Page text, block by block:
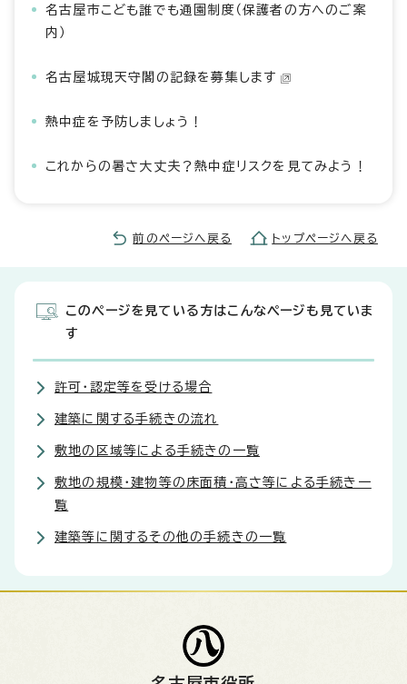
名古屋市こども誰でも通園制度（保護者の方へのご案
内）
名古屋城現天守閣の記録を募集します
熱中症を予防しましょう！
これからの暑さ大丈夫？熱中症リスクを見てみよう！
前のページへ戻る トップページへ戻る
このページを見ている方はこんなページも見ていま
す
許可・認定等を受ける場合
建築に関する手続きの流れ
敷地の区域等による手続きの一覧
敷地の規模・建物等の床面積・高さ等による手続き一
覧
建築等に関するその他の手続きの一覧